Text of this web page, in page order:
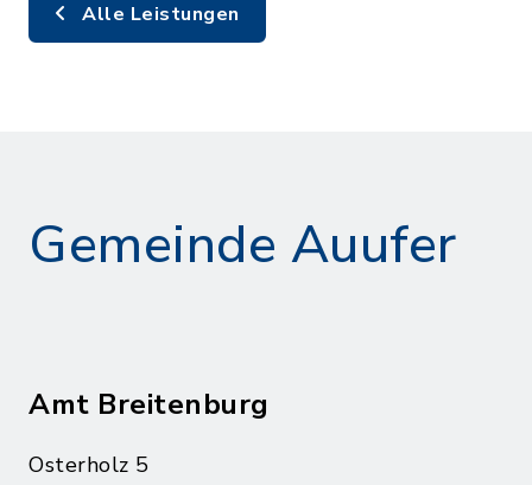
Alle Leistungen
Gemeinde Auufer
Amt Breitenburg
Osterholz 5